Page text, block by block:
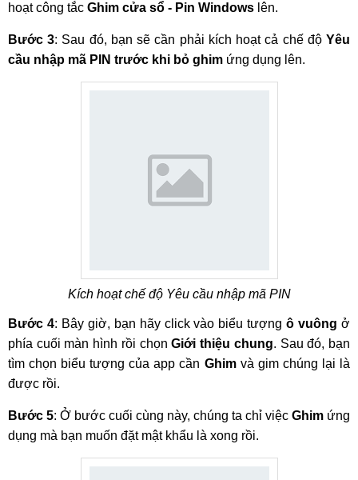
hoạt công tắc Ghim cửa sổ - Pin Windows lên.
Bước 3: Sau đó, bạn sẽ cần phải kích hoạt cả chế độYêu
cầu nhập mã PIN trước khi bỏ ghim ứng dụng lên.
Kích hoạt chế độ Yêu cầu nhập mã PIN
Bước 4: Bây giờ, bạn hãy click vào biểu tượngô vuông ở
phía cuối màn hình rồi chọnGiới thiệu chung. Sau đó, bạn
tìm chọn biểu tượng của app cần Ghimvà gim chúng lại là
được rồi.
Bước 5: Ở bước cuối cùng này, chúng ta chỉ việc Ghim ứng
dụng mà bạn muốn đặt mật khẩu là xong rồi.